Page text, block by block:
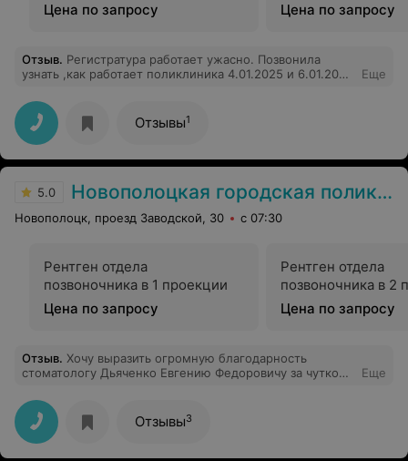
Цена по запросу
Цена по запросу
Отзыв. Регистратура работает ужасно. Позвонила
узнать ,как работает поликлиника 4.01.2025 и 6.01.2025
8.01 2025. А оказывается работает.
Еще
Отзывы1
5.0 Новополоцкая городская поликлиника №4
Новополоцк, проезд Заводской, 30 с 07:30
Рентген отдела
позвоночника в 1 проекции
Цена по запросу
Рентген отдела
позвоночника в 2
Цена по запросу
Отзыв. Хочу выразить огромную благодарность
стоматологу Дьяченко Евгению Федоровичу за чуткое
прошло абсолютно без боли и страха. Очень рада, что
попала именно в ваши золотые руки. Обязательно буду
рекомендовать вас своим близким!»
Еще
Отзывы3